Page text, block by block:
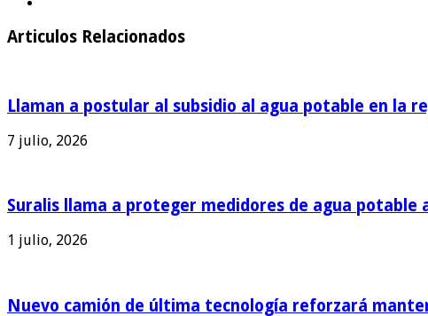
Articulos Relacionados
Llaman a postular al subsidio al agua potable en la
7 julio, 2026
Suralis llama a proteger medidores de agua potable
1 julio, 2026
Nuevo camión de última tecnología reforzará